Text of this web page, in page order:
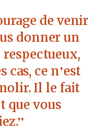
de venir
donner un
cas, ce n’est
Il le fait
que vous